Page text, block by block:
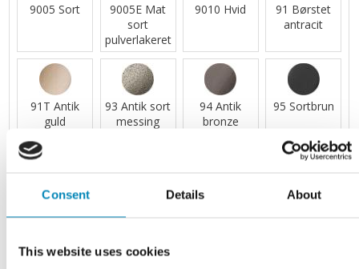
Consent Details About
This website uses cookies
9005 Sort
9005E Mat
sort
pulverlakeret
9010 Hvid
91 Børstet
antracit
91T Antik
guld
93 Antik sort
messing
94 Antik
bronze
95 Sortbrun
96 Børstet
kobber
99 Mat sort
99/053
Bejdset